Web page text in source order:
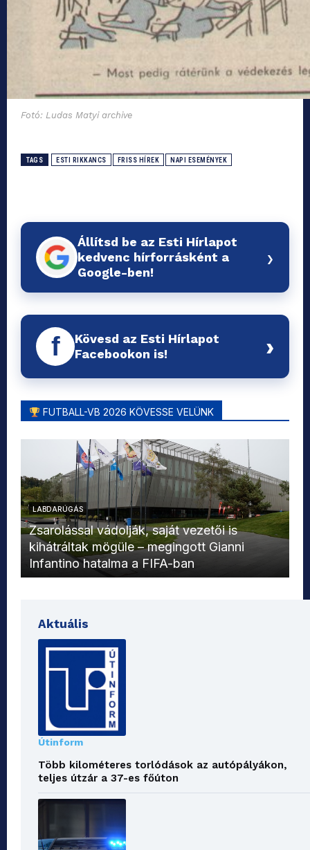
Fotó: Ludas Matyi archive
TAGS ESTI RIKKANCS FRISS HÍREK NAPI ESEMÉNYEK
Állítsd be az Esti Hírlapot
kedvenc hírforrásként a
Google-ben!
›
f
Kövesd az Esti Hírlapot
Facebookon is!
›
FUTBALL-VB 2026 KÖVESSE VELÜNK
LABDARÚGÁS
Zsarolással vádolják, saját vezetői is
kihátráltak mögüle – megingott Gianni
Infantino hatalma a FIFA-ban
Aktuális
Útinform
Több kilométeres torlódások az autópályákon,
teljes útzár a 37-es főúton